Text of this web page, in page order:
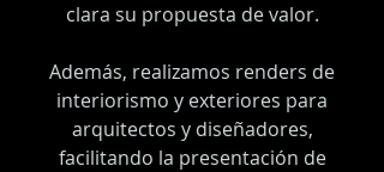
clara su propuesta de valor.
Además, realizamos renders de
interiorismo y exteriores para
arquitectos y diseñadores,
facilitando la presentación de